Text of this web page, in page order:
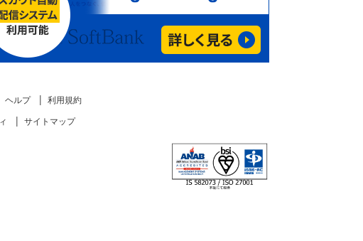
ヘルプ
利用規約
サイトマップ